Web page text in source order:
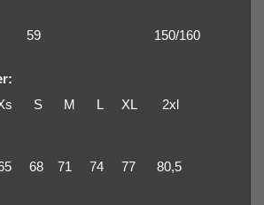
59 150/160
Xs S M L XL 2xl
68 71 74 77 80,5